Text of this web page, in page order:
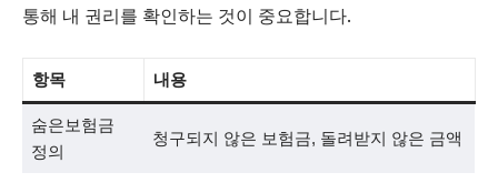
통해 내 권리를 확인하는 것이 중요합니다.
항목 내용
숨은보험금
정의
청구되지 않은 보험금, 돌려받지 않은 금액